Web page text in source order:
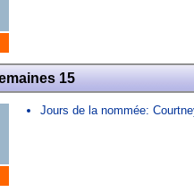
15
Jours de la nommée: